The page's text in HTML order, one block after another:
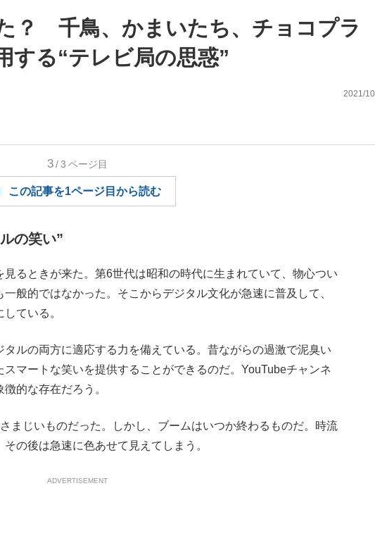
北の国から』倉本聰氏（91...
？ 千鳥、かまいたち、チョコプラ
する“テレビ局の思惑”
2021/
3/3 ページ目
この記事を1ページ目から読む
の笑い”
るときが来た。第6世代は昭和の時代に生まれていて、物心つい
般的ではなかった。そこからデジタル文化が急速に普及して、
ている。
ルの両方に適応する力を備えている。昔ながらの過激で泥臭い
マートな笑いを提供することができるのだ。YouTubeチャンネ
的な存在だろう。
まじいものだった。しかし、ブームはいつか終わるものだ。時流
の後は急速に色あせて見えてしまう。
ADVERTISEMENT